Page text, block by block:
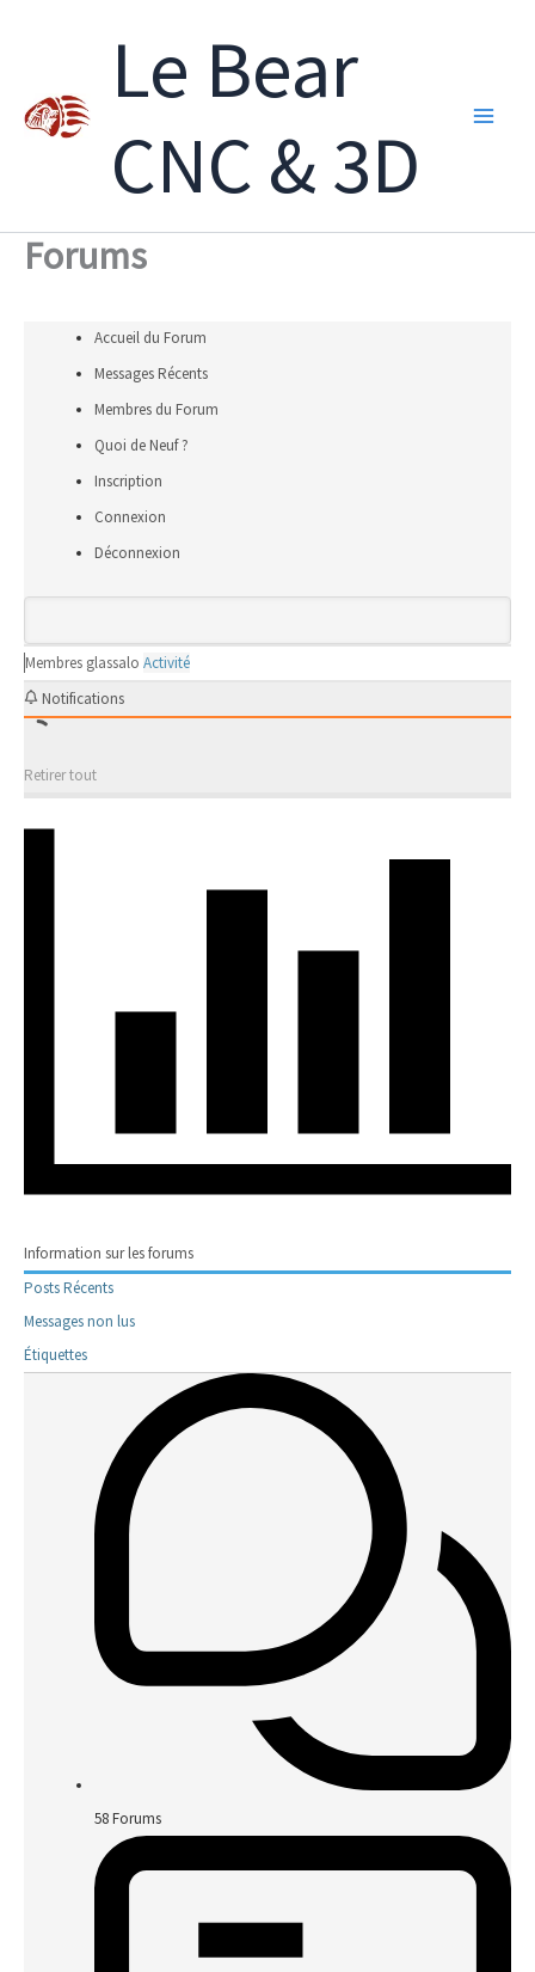
Le Bear
CNC & 3D
Forums
Accueil du Forum
Messages Récents
Membres du Forum
Quoi de Neuf ?
Inscription
Connexion
Déconnexion
Membres glassalo Activité
Notifications
Retirer tout
Information sur les forums
Posts Récents
Messages non lus
Étiquettes
58Forums